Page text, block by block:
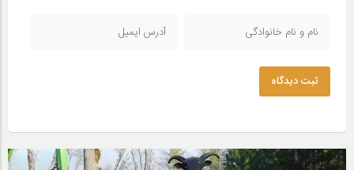
ثبت دیدگاه